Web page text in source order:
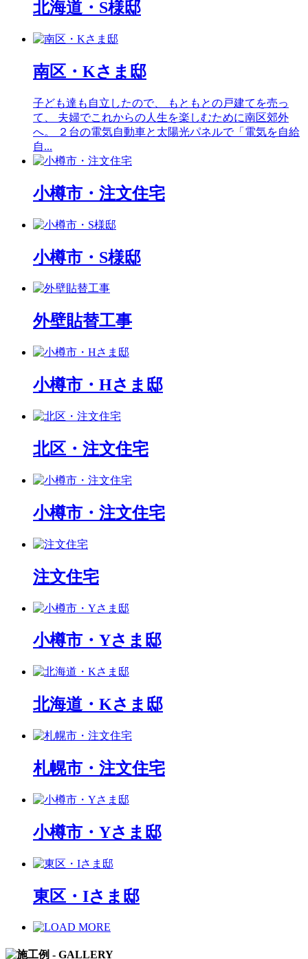
北海道・S様邸
南区・Kさま邸
子ども達も自立したので、 もともとの戸建てを売っ
て、 夫婦でこれからの人生を楽しむために南区郊外
へ。 ２台の電気自動車と太陽光パネルで「電気を自給
自...
小樽市・注文住宅
小樽市・S様邸
外壁貼替工事
小樽市・Hさま邸
北区・注文住宅
小樽市・注文住宅
注文住宅
小樽市・Yさま邸
北海道・Kさま邸
札幌市・注文住宅
小樽市・Yさま邸
東区・Iさま邸